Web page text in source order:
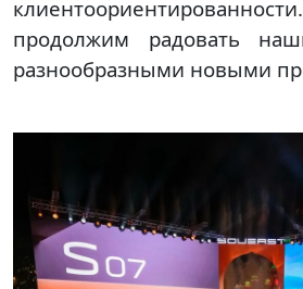
продолжим радовать
разнообразными новыми